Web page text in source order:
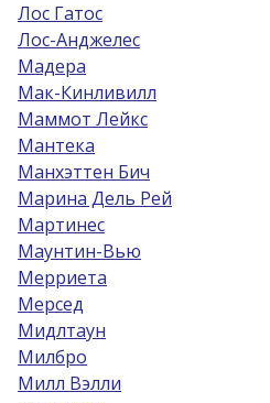
Лос Гатос
Лос-Анджелес
Мадера
Мак-Кинливилл
Маммот Лейкс
Мантека
Манхэттен Бич
Марина Дель Рей
Мартинес
Маунтин-Вью
Мерриета
Мерсед
Мидлтаун
Милбро
Милл Вэлли